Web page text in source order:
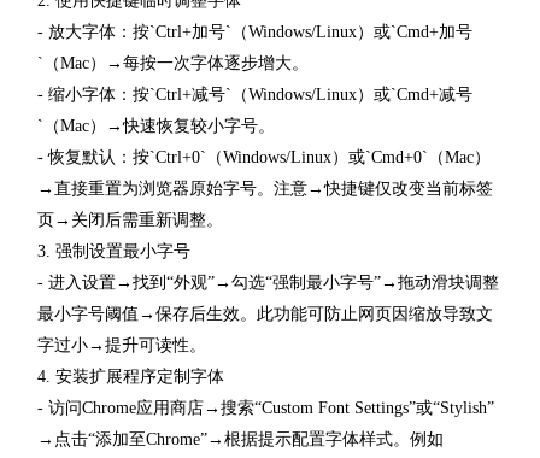
- 放大字体：按`Ctrl+加号`（Windows/Linux）或`Cmd+加号
`（Mac）→每按一次字体逐步增大。
- 缩小字体：按`Ctrl+减号`（Windows/Linux）或`Cmd+减号
`（Mac）→快速恢复较小字号。
- 恢复默认：按`Ctrl+0`（Windows/Linux）或`Cmd+0`（Mac）
→直接重置为浏览器原始字号。注意→快捷键仅改变当前标签
页→关闭后需重新调整。
3. 强制设置最小字号
- 进入设置→找到“外观”→勾选“强制最小字号”→拖动滑块调整
最小字号阈值→保存后生效。此功能可防止网页因缩放导致文
字过小→提升可读性。
4. 安装扩展程序定制字体
- 访问Chrome应用商店→搜索“Custom Font Settings”或“Stylish”
→点击“添加至Chrome”→根据提示配置字体样式。例如